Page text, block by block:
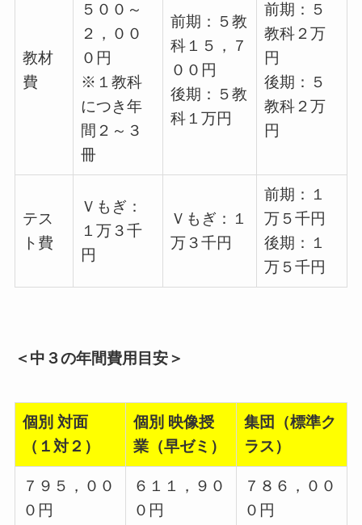
教材
費
５００～
２，００
０円
※１教科
につき年
間２～３
冊
前期：５教
科１５，７
００円
後期：５教
科１万円
前期：５
教科２万
円
後期：５
教科２万
円
テス
ト費
Ｖもぎ：
１万３千
円
Ｖもぎ：１
万３千円
前期：１
万５千円
後期：１
万５千円
＜中３の年間費用目安＞
個別 対面
（１対２）
個別 映像授
業（早ゼミ）
集団（標準ク
ラス）
７９５，００
０円
６１１，９０
０円
７８６，００
０円